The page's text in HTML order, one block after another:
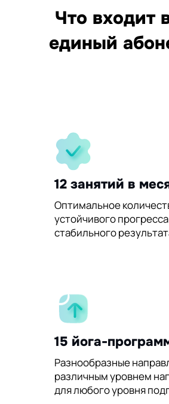
Что входит
единый
12 занятий в
Оптимальное
устойчивого
стабильного
15 йога-
Разнообразные
различным уровнем
для любого уровня